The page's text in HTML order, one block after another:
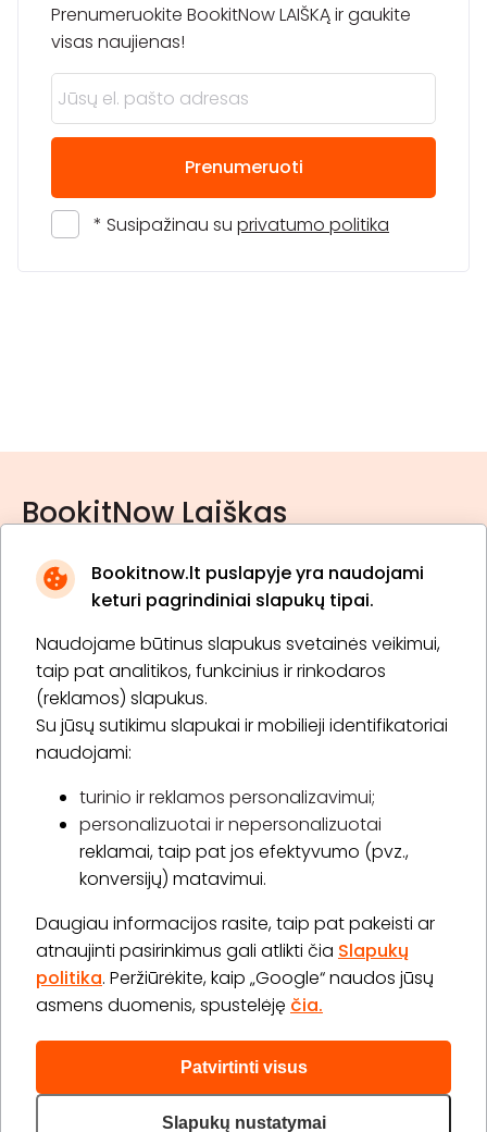
Bookitnow.lt puslapyje yra naudojami
keturi pagrindiniai slapukų tipai.
Naudojame būtinus slapukus svetainės veikimui,
taip pat analitikos, funkcinius ir rinkodaros
(reklamos) slapukus.
Su jūsų sutikimu slapukai ir mobilieji identifikatoriai
naudojami:
turinio ir reklamos personalizavimui;
personalizuotai ir nepersonalizuotai
reklamai, taip pat jos efektyvumo (pvz.,
konversijų) matavimui.
Daugiau informacijos rasite, taip pat pakeisti ar
atnaujinti pasirinkimus gali atlikti čia Slapukų
politika. Peržiūrėkite, kaip „Google“ naudos jūsų
asmens duomenis, spustelėję čia.
Patvirtinti visus
Slapukų nustatymai
Prenumeruokite BookitNow LAIŠKĄ ir gaukite
visas naujienas!
Prenumeruoti
* Susipažinau su privatumo politika
BookitNow Laiškas
* Susipažinau su privatumo politika
Prenumeruoti
Apie „BookitNow“
Informacija
„GERA DOVANA“ GRUPĖ
2026 © Visos teisės saugomos info@bookitnow.lt, +370
645 03 111